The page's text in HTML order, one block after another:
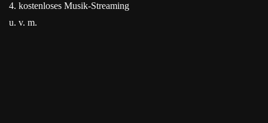
4. kostenloses Musik-Streaming
u. v. m.